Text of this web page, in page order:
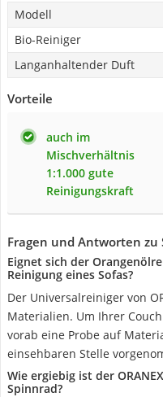
Modell
Bio-Reiniger
Langanhaltender Duft
Vorteile
auch im
Mischverhältnis
1:1.000 gute
Reinigungskraft
Fragen und Antworten zu
Eignet sich der
Reinigung eines Sofas?
Der Universalreiniger von
Materialien. Um Ihrer
vorab eine Probe auf
einsehbaren Stelle
Wie ergiebig ist der
Spinnrad?